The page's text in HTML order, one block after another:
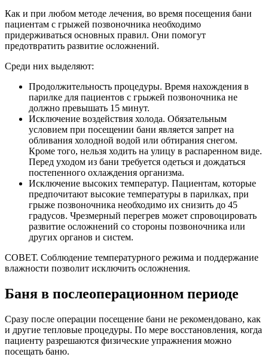
Как и при любом методе лечения, во время посещения бани
пациентам с грыжей позвоночника необходимо
придерживаться основных правил. Они помогут
предотвратить развитие осложнений.
Среди них выделяют:
Продолжительность процедуры. Время нахождения в
парилке для пациентов с грыжей позвоночника не
должно превышать 15 минут.
Исключение воздействия холода. Обязательным
условием при посещении бани является запрет на
обливания холодной водой или обтирания снегом.
Кроме того, нельзя ходить на улицу в распаренном виде.
Перед уходом из бани требуется одеться и дождаться
постепенного охлаждения организма.
Исключение высоких температур. Пациентам, которые
предпочитают высокие температуры в парилках, при
грыже позвоночника необходимо их снизить до 45
градусов. Чрезмерный перегрев может спровоцировать
развитие осложнений со стороны позвоночника или
других органов и систем.
СОВЕТ. Соблюдение температурного режима и поддержание
влажности позволит исключить осложнения.
Баня в послеоперационном периоде
Сразу после операции посещение бани не рекомендовано, как
и другие тепловые процедуры. По мере восстановления, когда
пациенту разрешаются физические упражнения можно
посещать баню.